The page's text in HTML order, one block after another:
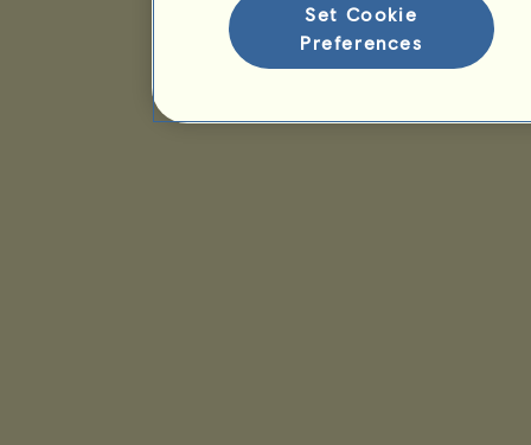
Set Cookie
Preferences